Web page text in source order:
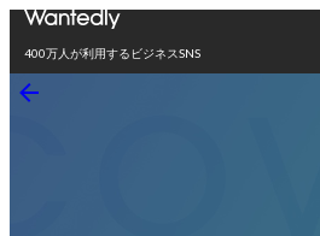
400万人が利用するビジネスSNS